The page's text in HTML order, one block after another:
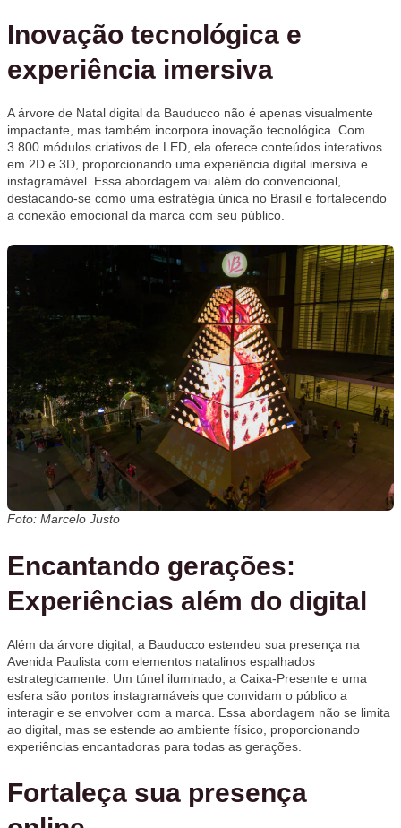
Inovação tecnológica e
experiência imersiva
A árvore de Natal digital da Bauducco não é apenas visualmente
impactante, mas também incorpora inovação tecnológica. Com
3.800 módulos criativos de LED, ela oferece conteúdos interativos
em 2D e 3D, proporcionando uma experiência digital imersiva e
instagramável. Essa abordagem vai além do convencional,
destacando-se como uma estratégia única no Brasil e fortalecendo
a conexão emocional da marca com seu público.
Foto: Marcelo Justo
Encantando gerações:
Experiências além do digital
Além da árvore digital, a Bauducco estendeu sua presença na
Avenida Paulista com elementos natalinos espalhados
estrategicamente. Um túnel iluminado, a Caixa-Presente e uma
esfera são pontos instagramáveis que convidam o público a
interagir e se envolver com a marca. Essa abordagem não se limita
ao digital, mas se estende ao ambiente físico, proporcionando
experiências encantadoras para todas as gerações.
Fortaleça sua presença